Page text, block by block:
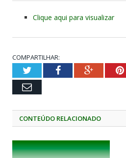
Clique aqui para visualizar
COMPARTILHAR:
TwitterFacebookGoogle+
Email
CONTEÚDO RELACIONADO